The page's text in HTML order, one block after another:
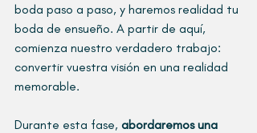
boda paso a paso, y haremos realidad tu
boda de ensueño. A partir de aquí,
comienza nuestro verdadero trabajo:
convertir vuestra visión en una realidad
memorable.
Durante esta fase, abordaremos una